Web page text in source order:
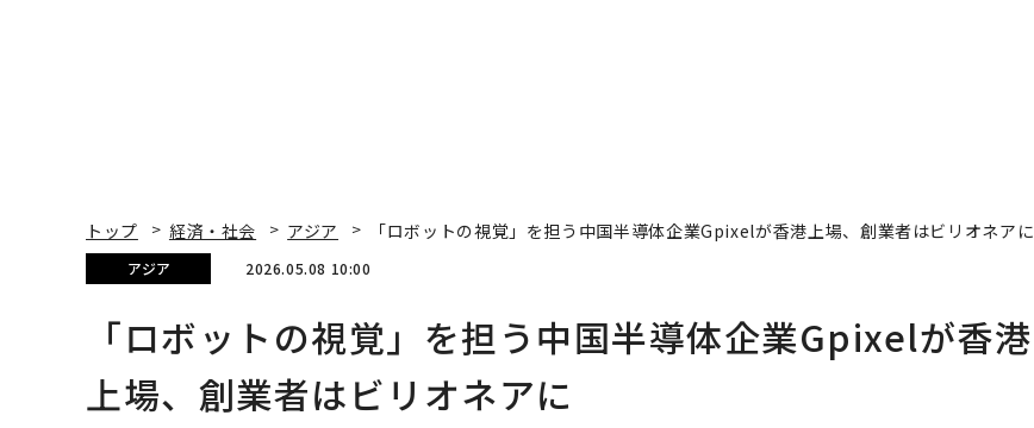
トップ 経済・社会 アジア 「ロボットの視覚」を担う中国半導体企業Gpixelが香港上場、創業者はビリオネアに
アジア 2026.05.08 10:00
「ロボットの視覚」を担う中国半導体企業Gpixelが香港
上場、創業者はビリオネアに